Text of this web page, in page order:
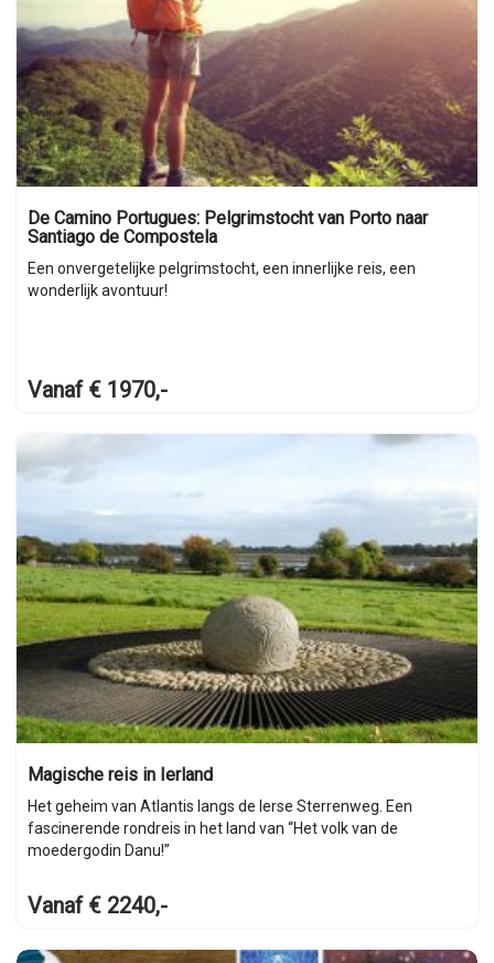
De Camino Portugues: Pelgrimstocht van Porto naar
Santiago de Compostela
Een onvergetelijke pelgrimstocht, een innerlijke reis, een
wonderlijk avontuur!
Vanaf € 1970,-
Magische reis in Ierland
Het geheim van Atlantis langs de Ierse Sterrenweg. Een
fascinerende rondreis in het land van “Het volk van de
moedergodin Danu!”
Vanaf € 2240,-